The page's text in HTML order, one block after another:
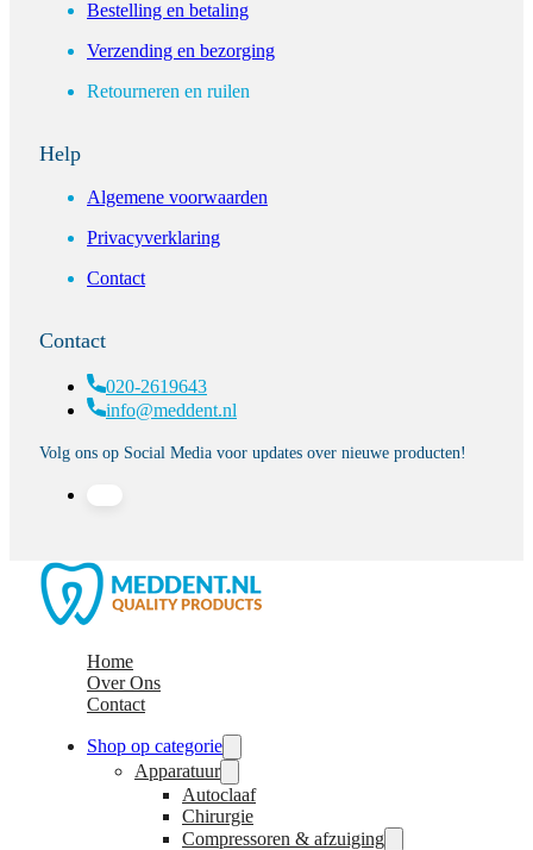
Bestelling en betaling
Verzending en bezorging
Retourneren en ruilen
Help
Algemene voorwaarden
Privacyverklaring
Contact
Contact
020-2619643
info@meddent.nl
Volg ons op Social Media voor updates over nieuwe producten!
Home
Over Ons
Contact
Shop op categorie
Apparatuur
Autoclaaf
Chirurgie
Compressoren & afzuiging